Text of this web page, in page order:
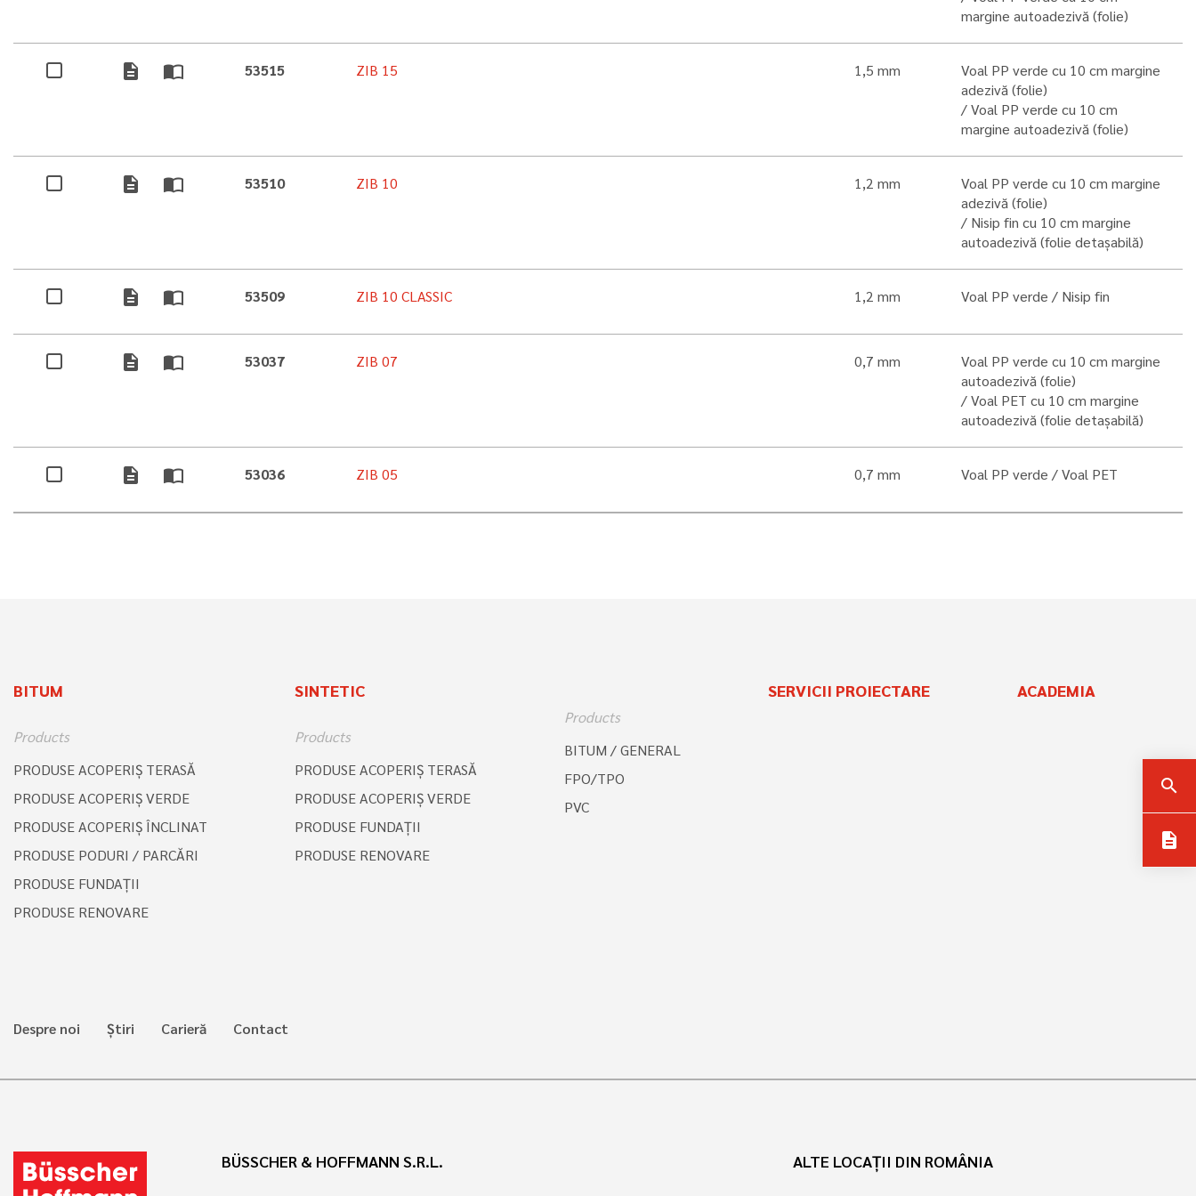
search
description
margine autoadezivă (folie)
description import_contacts 53515 ZIB 15 1,5 mm
Voal PP verde cu 10 cm margine
adezivă (folie)
Voal PP verde cu 10 cm
margine autoadezivă (folie)
description import_contacts 53510 ZIB 10 1,2 mm
Voal PP verde cu 10 cm margine
adezivă (folie)
Nisip fin cu 10 cm margine
autoadezivă (folie detașabilă)
description import_contacts 53509 ZIB 10 CLASSIC 1,2 mm Voal PP verde Nisip fin
description import_contacts 53037 ZIB 07 0,7 mm
Voal PP verde cu 10 cm margine
autoadezivă (folie)
Voal PET cu 10 cm margine
autoadezivă (folie detașabilă)
description import_contacts 53036 ZIB 05 0,7 mm Voal PP verde Voal PET
BITUM
Products
PRODUSE ACOPERIŞ TERASĂ
PRODUSE ACOPERIŞ VERDE
PRODUSE ACOPERIŞ ÎNCLINAT
PRODUSE PODURI / PARCĂRI
PRODUSE FUNDAȚII
PRODUSE RENOVARE
SINTETIC
Products
PRODUSE ACOPERIŞ TERASĂ
PRODUSE ACOPERIŞ VERDE
PRODUSE FUNDAȚII
PRODUSE RENOVARE
Products
BITUM / GENERAL
FPO/TPO
PVC
SERVICII PROIECTARE ACADEMIA
Despre noi Știri Carieră Contact
BÜSSCHER & HOFFMANN S.R.L. ALTE LOCAȚII DIN ROMÂNIA